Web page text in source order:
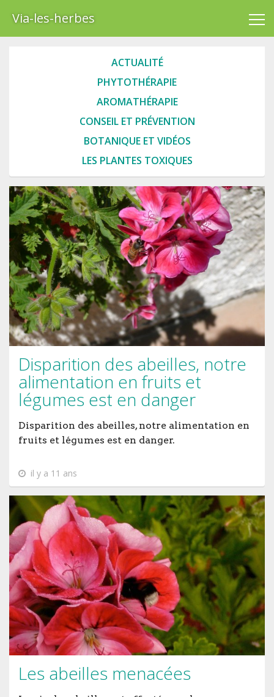
Via-les-herbes
ACTUALITÉ
PHYTOTHÉRAPIE
AROMATHÉRAPIE
CONSEIL ET PRÉVENTION
BOTANIQUE ET VIDÉOS
LES PLANTES TOXIQUES
Disparition des abeilles, notre
alimentation en fruits et
légumes est en danger
Disparition des abeilles, notre alimentation en
fruits et légumes est en danger.
il y a 11 ans
Les abeilles menacées